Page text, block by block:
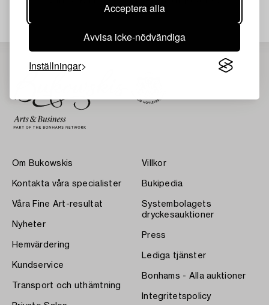
Acceptera alla
Avvisa icke-nödvändiga
Inställningar
Om Bukowskis
Kontakta våra specialister
Våra Fine Art-resultat
Nyheter
Hemvärdering
Kundservice
Transport och uthämtning
Villkor
Bukipedia
Systembolagets
dryckesauktioner
Press
Lediga tjänster
Bonhams - Alla auktioner
Integritetspolicy